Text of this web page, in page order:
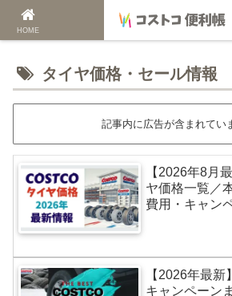
タイヤ価格・セール情報
記事内に広告が含まれてい
【2026年8月
ヤ価格一覧／
費用・キャン
【2026年最
キャンペーン
HOME